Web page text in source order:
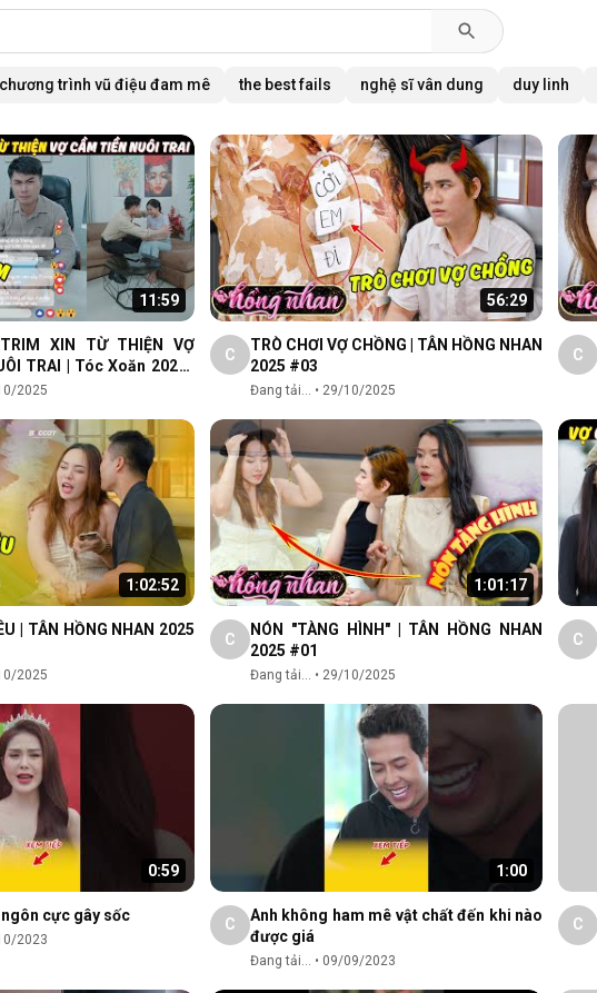
chương trình vũ điệu đam mê the best fails nghệ sĩ vân dung duy linh
11:59
XIN TỪ THIỆN VỢ
TRAI | Tóc Xoăn 2025 |
2025
2025
56:29
C
TRÒ CHƠI VỢ CHỒNG | TÂN HỒNG NHAN
2025 #03
Đang tải... • 29/10/2025
C
1:02:52
| TÂN HỒNG NHAN 2025
2025
1:01:17
C
NÓN "TÀNG HÌNH" | TÂN HỒNG NHAN
2025 #01
Đang tải... • 29/10/2025
C
0:59
cực gây sốc
2023
1:00
C
Anh không ham mê vật chất đến khi nào
được giá
Đang tải... • 09/09/2023
C